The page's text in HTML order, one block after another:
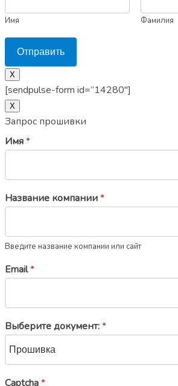
Имя Фамилия
Отправить
X
[sendpulse-form id=”14280″]
Х
Запрос прошивки
Имя*
Название компании*
Введите название компании или сайт
Email*
Выберите документ:*
Captcha*